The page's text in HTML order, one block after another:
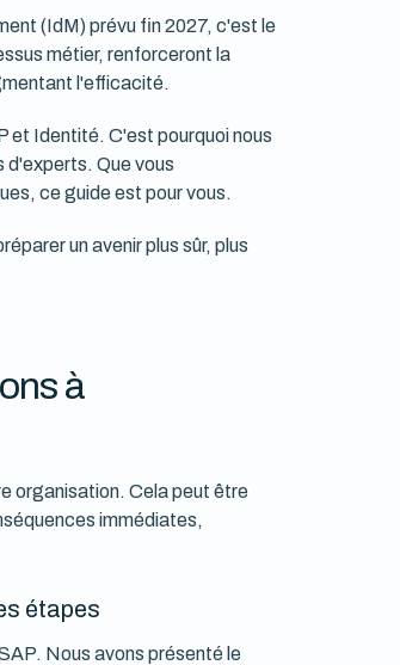
(IdM) prévu fin 2027, c'est le
métier, renforceront la
l'efficacité.
et Identité. C'est pourquoi nous
Que vous
ce guide est pour vous.
un avenir plus sûr, plus
à
organisation. Cela peut être
immédiates,
étapes
Nous avons présenté le